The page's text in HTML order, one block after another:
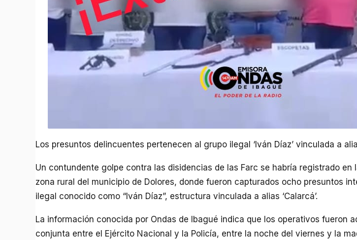
Los presuntos delincuentes pertenecen al grupo ilegal ‘Iván Díaz’ vinculada a
Un contundente golpe contra las disidencias de las Farc se habría registrado en
zona rural del municipio de Dolores, donde fueron capturados ocho presuntos
ilegal conocido como “Iván Díaz”, estructura vinculada a alias ‘Calarcá’.
La información conocida por Ondas de Ibagué indica que los operativos fueron
conjunta entre el Ejército Nacional y la Policía, entre la noche del viernes y la